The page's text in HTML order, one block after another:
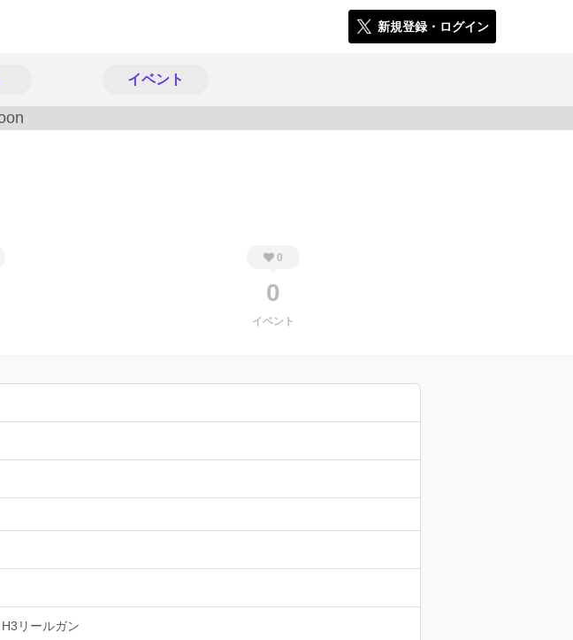
新規登録・ログイン
イベント
0
0
イベント
H3リールガン